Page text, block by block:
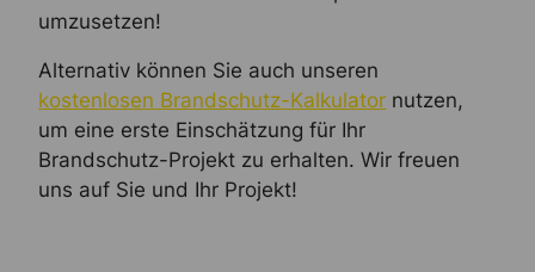
umzusetzen!
Alternativ können Sie auch unseren
kostenlosen Brandschutz-Kalkulator nutzen,
um eine erste Einschätzung für Ihr
Brandschutz-Projekt zu erhalten. Wir freuen
uns auf Sie und Ihr Projekt!